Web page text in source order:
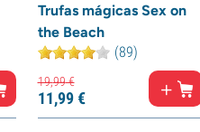
Trufas mágicas Sex on
the Beach
(89)
19,99€
11,99€